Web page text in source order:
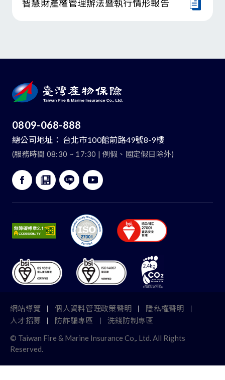
智慧財產權管理辦法暨執行情形報告
0809-068-888
總公司地址： 台北市100館前路49號8-9樓
(服務時間 08:30 ~ 17:30 | 例假、國定假日除外)
網站導覽 個人資料管理政策聲明
隱私權聲明
人才招募
防詐騙專區
洗錢防制專區
© Taiwan Fire & Marine Insurance Co,. Ltd. All Rights
Reserved.